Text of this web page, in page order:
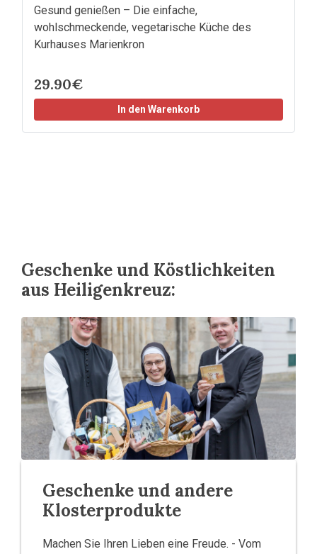
Gesund genießen – Die einfache,
wohlschmeckende, vegetarische Küche des
Kurhauses Marienkron
29.90€
In den Warenkorb
Geschenke und Köstlichkeiten
aus Heiligenkreuz:
Geschenke und andere
Klosterprodukte
Machen Sie Ihren Lieben eine Freude. - Vom